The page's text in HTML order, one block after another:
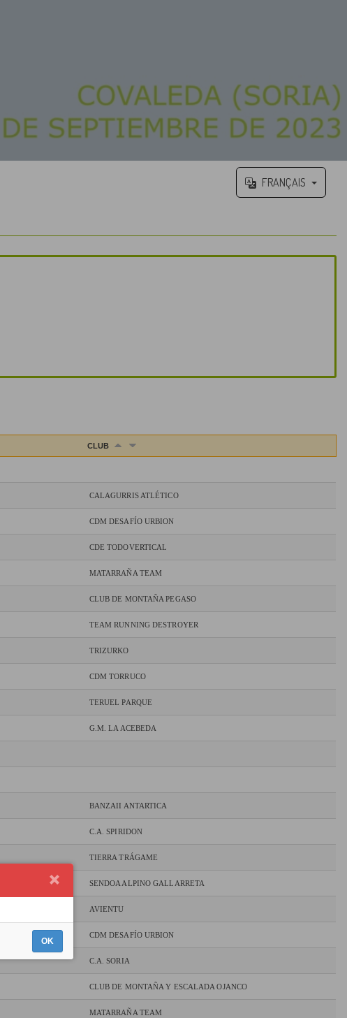
FRANÇAIS
CLUB
CALAGURRIS ATLÉTICO
CDM DESAFÍO URBION
CDE TODOVERTICAL
MATARRAÑA TEAM
CLUB DE MONTAÑA PEGASO
TEAM RUNNING DESTROYER
TRIZURKO
CDM TORRUCO
TERUEL PARQUE
G.M. LA ACEBEDA
BANZAII ANTARTICA
C.A. SPIRIDON
TIERRA TRÁGAME
SENDOA ALPINO GALLARRETA
AVIENTU
CDM DESAFÍO URBION
C.A. SORIA
CLUB DE MONTAÑA Y ESCALADA OJANCO
MATARRAÑA TEAM
OK